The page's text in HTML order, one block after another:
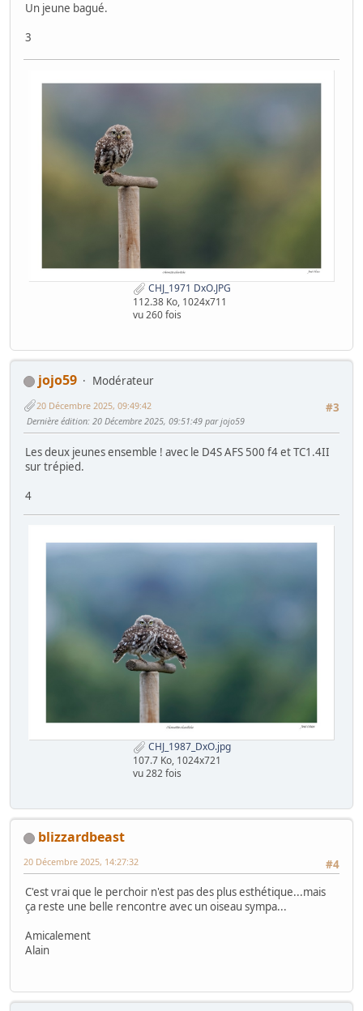
Un jeune bagué.
3
CHJ_1971 DxO.JPG
112.38 Ko, 1024x711
vu 260 fois
jojo59
Modérateur
#3
20 Décembre 2025, 09:49:42
Dernière édition: 20 Décembre 2025, 09:51:49 par jojo59
Les deux jeunes ensemble ! avec le D4S AFS 500 f4 et TC1.4II
sur trépied.
4
CHJ_1987_DxO.jpg
107.7 Ko, 1024x721
vu 282 fois
blizzardbeast
#4
20 Décembre 2025, 14:27:32
C'est vrai que le perchoir n'est pas des plus esthétique...mais
ça reste une belle rencontre avec un oiseau sympa...
Amicalement
Alain